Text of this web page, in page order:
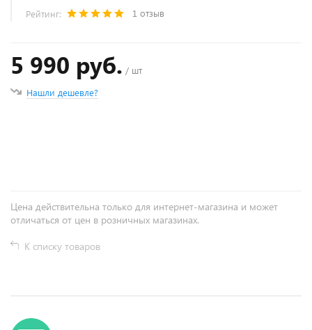
Рейтинг: 1 отзыв
5 990 руб. / шт
Нашли дешевле?
Цена действительна только для интернет-магазина и может
отличаться от цен в розничных магазинах.
К списку товаров